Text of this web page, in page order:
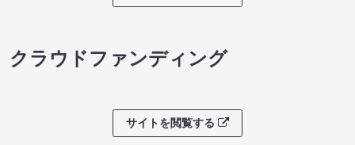
クラウドファンディング
サイトを閲覧する